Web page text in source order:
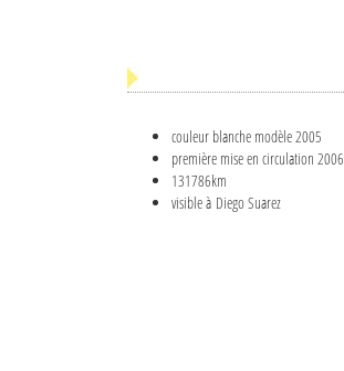
couleur blanche modèle 2005
première mise en circulation 2006
131786km
visible à Diego Suarez